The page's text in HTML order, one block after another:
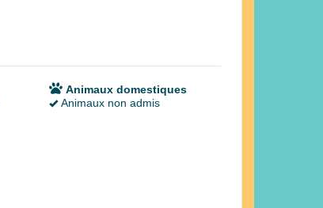
Animaux domestiques
Animaux non admis